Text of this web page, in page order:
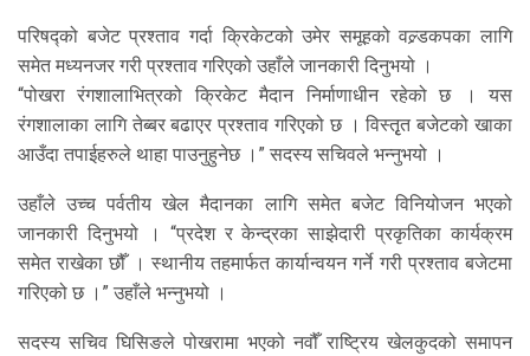
परिषद्को बजेट प्रश्ताव गर्दा क्रिकेटको उमेर समूहको वल्र्डकपका लागि
समेत मध्यनजर गरी प्रश्ताव गरिएको उहाँले जानकारी दिनुभयो ।
“पोखरा रंगशालाभित्रको क्रिकेट मैदान निर्माणाधीन रहेको छ । यस
रंगशालाका लागि तेब्बर बढाएर प्रश्ताव गरिएको छ । विस्तृृत बजेटको खाका
आउँदा तपाईहरुले थाहा पाउनुहुनेछ ।” सदस्य सचिवले भन्नुभयो ।
उहाँले उच्च पर्वतीय खेल मैदानका लागि समेत बजेट विनियोजन भएको
जानकारी दिनुभयो । “प्रदेश र केन्द्रका साझेदारी प्रकृतिका कार्यक्रम
समेत राखेका छौँ । स्थानीय तहमार्फत कार्यान्वयन गर्ने गरी प्रश्ताव बजेटमा
गरिएको छ ।” उहाँले भन्नुभयो ।
सदस्य सचिव घिसिङले पोखरामा भएको नवौँ राष्ट्रिय खेलकुदको समापन